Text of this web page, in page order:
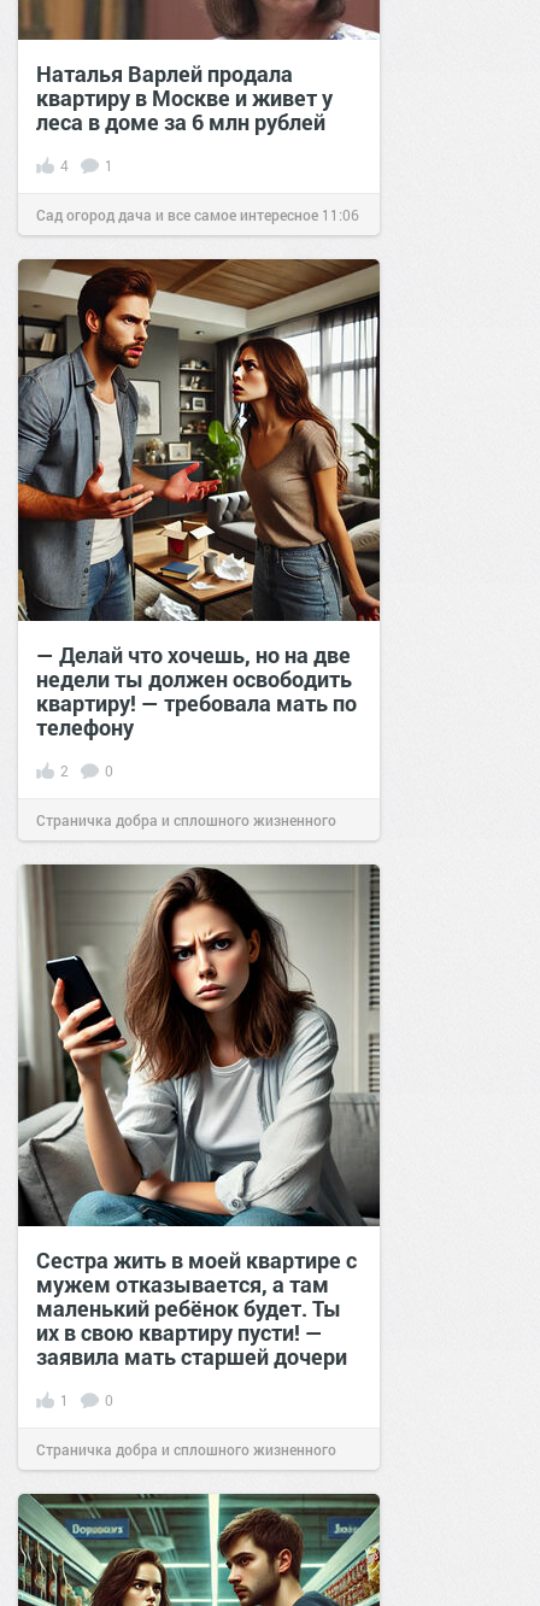
Наталья Варлей продала
квартиру в Москве и живет у
леса в доме за 6 млн рублей
4 1
Сад огород дача и все самое интересное 11:06
18 сен 2021
— Делай что хочешь, но на две
недели ты должен освободить
квартиру! — требовала мать по
телефону
2 0
Страничка добра и сплошного жизненного
позитива!17:4115 мар 2025
Сестра жить в моей квартире с
мужем отказывается, а там
маленький ребёнок будет. Ты
их в свою квартиру пусти! —
заявила мать старшей дочери
1 0
Страничка добра и сплошного жизненного
позитива!16:2003 фев 2025